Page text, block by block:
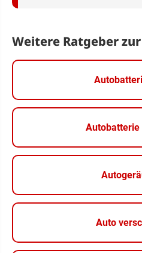
Weitere Ratgeber
Autobatterie
Auto